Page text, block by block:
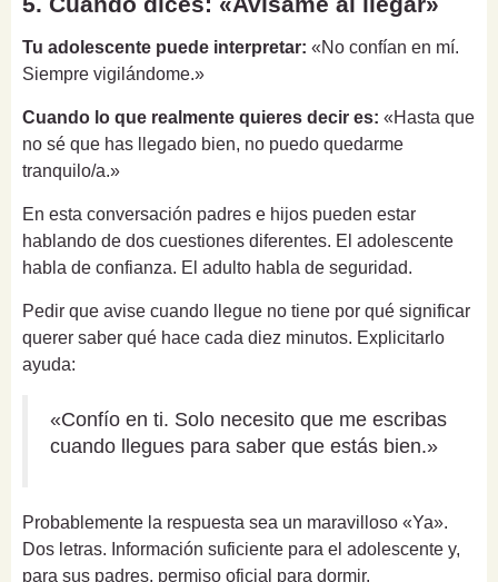
Tu adolescente puede interpretar: «No confían en mí.
Siempre vigilándome.»
Cuando lo que realmente quieres decir es: «Hasta que
no sé que has llegado bien, no puedo quedarme
tranquilo/a.»
En esta conversación padres e hijos pueden estar
hablando de dos cuestiones diferentes. El adolescente
habla de confianza. El adulto habla de seguridad.
Pedir que avise cuando llegue no tiene por qué significar
querer saber qué hace cada diez minutos. Explicitarlo
ayuda:
«Confío en ti. Solo necesito que me escribas
cuando llegues para saber que estás bien.»
Probablemente la respuesta sea un maravilloso «Ya».
Dos letras. Información suficiente para el adolescente y,
para sus padres, permiso oficial para dormir.